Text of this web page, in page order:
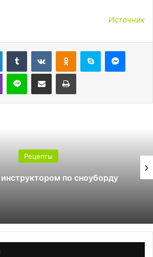
Источник
LinkedInTumblr ВконтактеОдноклассники
Skype
Viber Line Поделиться через электронную почту Печатать
Рецепты
инструктором по сноуборду